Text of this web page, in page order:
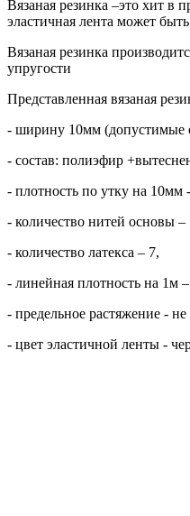
Вязаная резинка –это хит в
эластичная лента может
Вязаная резинка
упругости
Представленная вязаная
- ширину 10мм (допустимые
- состав: полиэфир
- плотность по утку на 10мм
- количество нитей основы –
- количество латекса – 7,
- линейная плотность на 1м
- предельное растяжение -
- цвет эластичной ленты -